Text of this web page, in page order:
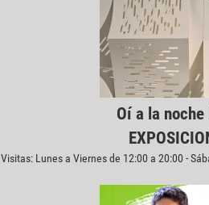
Oí a la
Visitas: Lunes a Viernes de 12:00 a 20:00 -